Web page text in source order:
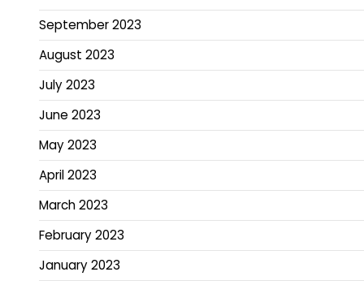
September 2023
August 2023
July 2023
June 2023
May 2023
April 2023
March 2023
February 2023
January 2023